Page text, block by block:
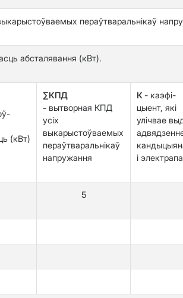
пераўтваральнікаў
абсталявання (кВт).
(кВт)
∑КПД
- вытворная КПД
усіх
выкарыстоўваемых
пераўтваральнікаў
напружання
К - каэфі-
цыент, які
улічвае
і
5